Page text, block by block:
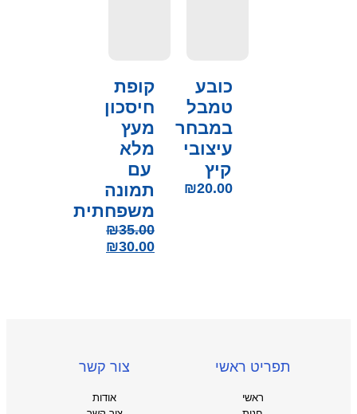
כובע
טמבל
במבחר
עיצובי
קיץ
₪20.00
קופת
חיסכון
מעץ
מלא
עם
תמונה
משפחתית
₪35.00
₪30.00
תפריט ראשי
ראשי
צור קשר
אודות